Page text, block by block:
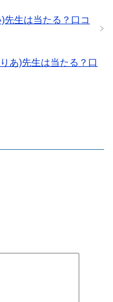
先生は当たる？口コ
あ)先生は当たる？口